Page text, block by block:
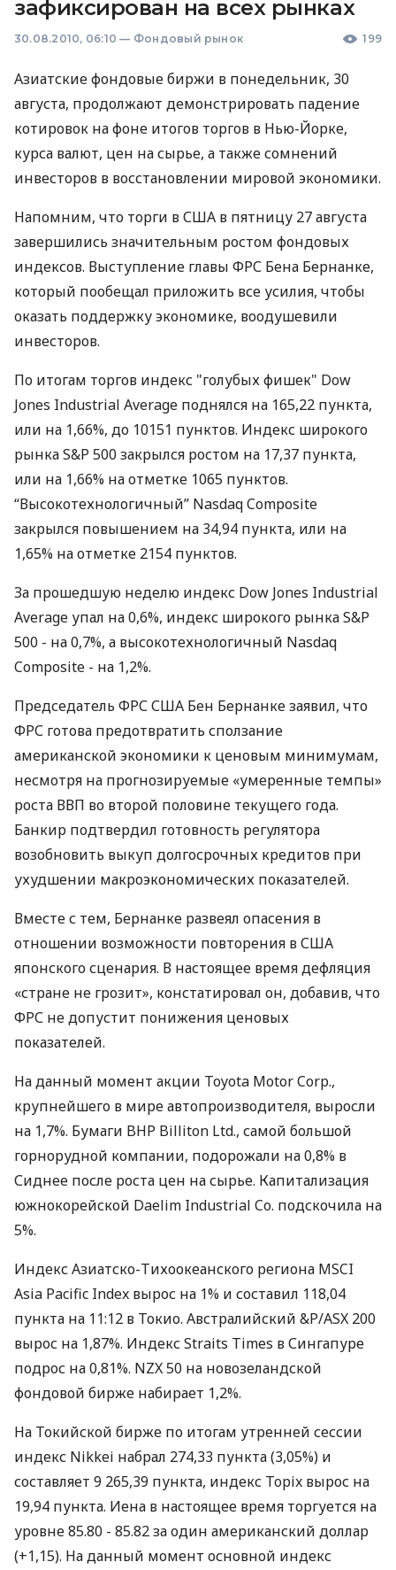
зафиксирован на всех рынках
30.08.2010, 06:10 — Фондовый рынок 199
Азиатские фондовые биржи в понедельник, 30
августа, продолжают демонстрировать падение
котировок на фоне итогов торгов в Нью-Йорке,
курса валют, цен на сырье, а также сомнений
инвесторов в восстановлении мировой экономики.
Напомним, что торги в США в пятницу 27 августа
завершились значительным ростом фондовых
индексов. Выступление главы ФРС Бена Бернанке,
который пообещал приложить все усилия, чтобы
оказать поддержку экономике, воодушевили
инвесторов.
По итогам торгов индекс "голубых фишек" Dow
Jones Industrial Average поднялся на 165,22 пункта,
или на 1,66%, до 10151 пунктов. Индекс широкого
рынка S&P 500 закрылся ростом на 17,37 пункта,
или на 1,66% на отметке 1065 пунктов.
“Высокотехнологичный” Nasdaq Composite
закрылся повышением на 34,94 пункта, или на
1,65% на отметке 2154 пунктов.
За прошедшую неделю индекс Dow Jones Industrial
Average упал на 0,6%, индекс широкого рынка S&P
500 - на 0,7%, а высокотехнологичный Nasdaq
Composite - на 1,2%.
Председатель ФРС США Бен Бернанке заявил, что
ФРС готова предотвратить сползание
американской экономики к ценовым минимумам,
несмотря на прогнозируемые «умеренные темпы»
роста ВВП во второй половине текущего года.
Банкир подтвердил готовность регулятора
возобновить выкуп долгосрочных кредитов при
ухудшении макроэкономических показателей.
Вместе с тем, Бернанке развеял опасения в
отношении возможности повторения в США
японского сценария. В настоящее время дефляция
«стране не грозит», констатировал он, добавив, что
ФРС не допустит понижения ценовых
показателей.
На данный момент акции Toyota Motor Corp.,
крупнейшего в мире автопроизводителя, выросли
на 1,7%. Бумаги BHP Billiton Ltd., самой большой
горнорудной компании, подорожали на 0,8% в
Сиднее после роста цен на сырье. Капитализация
южнокорейской Daelim Industrial Co. подскочила на
5%.
Индекс Азиатско-Тихоокеанского региона MSCI
Asia Pacific Index вырос на 1% и составил 118,04
пункта на 11:12 в Токио. Австралийский &P/ASX 200
вырос на 1,87%. Индекс Straits Times в Сингапуре
подрос на 0,81%. NZX 50 на новозеландской
фондовой бирже набирает 1,2%.
На Токийской бирже по итогам утренней сессии
индекс Nikkei набрал 274,33 пункта (3,05%) и
составляет 9 265,39 пункта, индекс Topix вырос на
19,94 пункта. Иена в настоящее время торгуется на
уровне 85.80 - 85.82 за один американский доллар
(+1,15). На данный момент основной индекс